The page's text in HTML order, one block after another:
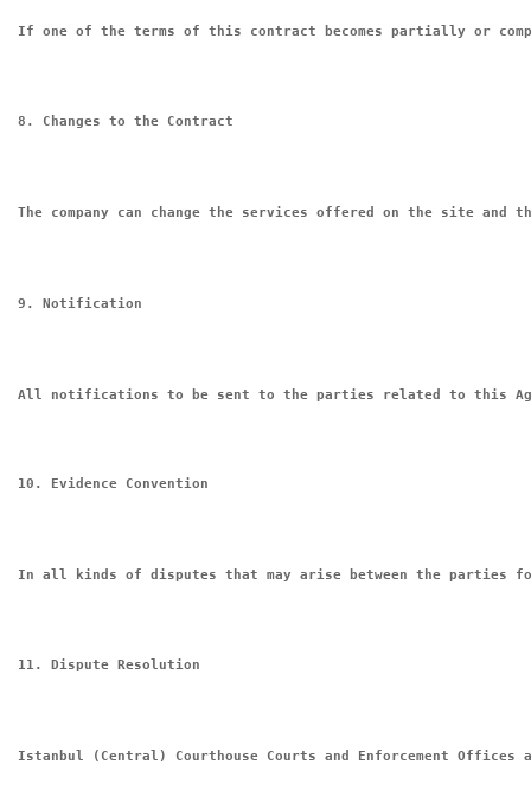
If one of the terms of this contract becomes partially or
8. Changes to the Contract
The company can change the services offered on the site
9. Notification
All notifications to be sent to the parties related to this
10. Evidence Convention
In all kinds of disputes that may arise between the parties
11. Dispute Resolution
Istanbul (Central) Courthouse Courts and Enforcement